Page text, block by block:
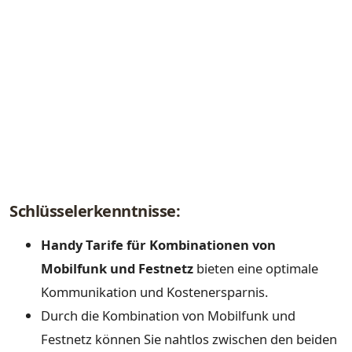
Schlüsselerkenntnisse:
Handy Tarife für Kombinationen von
Mobilfunk und Festnetz bieten eine optimale
Kommunikation und Kostenersparnis.
Durch die Kombination von Mobilfunk und
Festnetz können Sie nahtlos zwischen den beiden